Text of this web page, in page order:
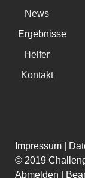
News
Ergebnisse
Helfer
Kontakt
Impressum
© 2019
Abmelden